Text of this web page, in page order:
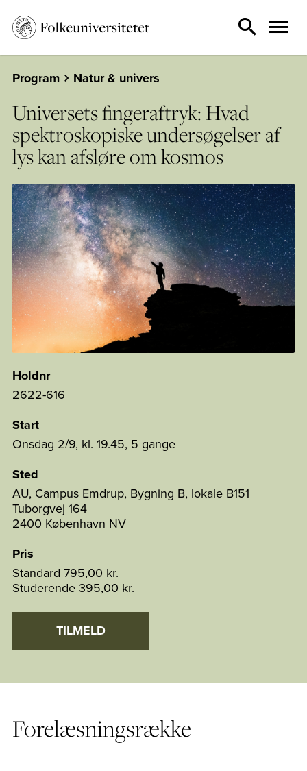
Program Natur & univers
Universets fingeraftryk: Hvad
spektroskopiske undersøgelser af
lys kan afsløre om kosmos
Holdnr
2622-616
Start
Onsdag 2/9, kl. 19.45, 5 gange
Sted
AU, Campus Emdrup, Bygning B, lokale B151
Tuborgvej 164
2400 København NV
Pris
Standard 795,00 kr.
Studerende 395,00 kr.
TILMELD
Forelæsningsrække